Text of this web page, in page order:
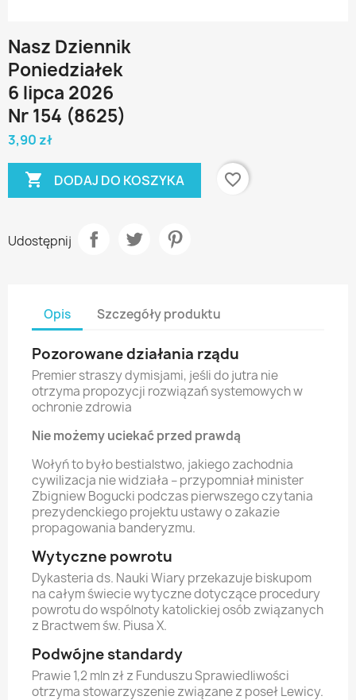
Nasz Dziennik
Poniedziałek
6 lipca 2026
Nr 154 (8625)
3,90 zł
 DODAJ DO KOSZYKA favorite_border
Udostępnij
Opis Szczegóły produktu
Pozorowane działania rządu
Premier straszy dymisjami, jeśli do jutra nie
otrzyma propozycji rozwiązań systemowych w
ochronie zdrowia
Nie możemy uciekać przed prawdą
Wołyń to było bestialstwo, jakiego zachodnia
cywilizacja nie widziała – przypomniał minister
Zbigniew Bogucki podczas pierwszego czytania
prezydenckiego projektu ustawy o zakazie
propagowania banderyzmu.
Wytyczne powrotu
Dykasteria ds. Nauki Wiary przekazuje biskupom
na całym świecie wytyczne dotyczące procedury
powrotu do wspólnoty katolickiej osób związanych
z Bractwem św. Piusa X.
Podwójne standardy
Prawie 1,2 mln zł z Funduszu Sprawiedliwości
otrzyma stowarzyszenie związane z poseł Lewicy.